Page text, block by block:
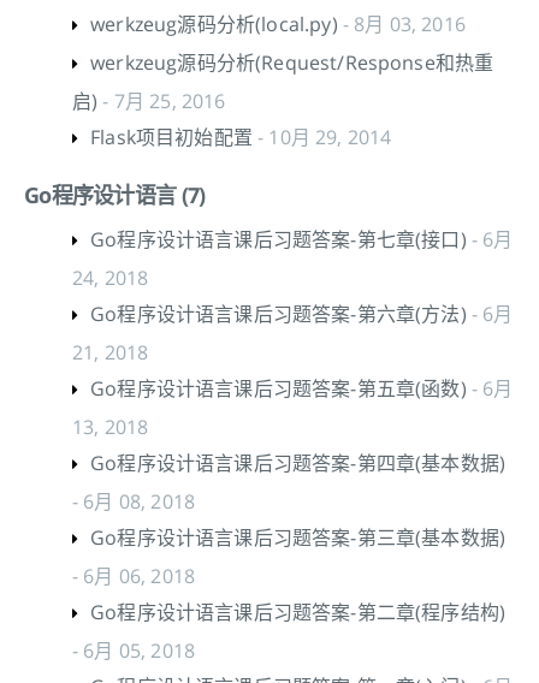
werkzeug源码分析(local.py) - 8月 03, 2016
werkzeug源码分析(Request/Response和热重
启) - 7月 25, 2016
Flask项目初始配置 - 10月 29, 2014
Go程序设计语言 (7)
Go程序设计语言课后习题答案-第七章(接口) - 6月
24, 2018
Go程序设计语言课后习题答案-第六章(方法) - 6月
21, 2018
Go程序设计语言课后习题答案-第五章(函数) - 6月
13, 2018
Go程序设计语言课后习题答案-第四章(基本数据)
- 6月 08, 2018
Go程序设计语言课后习题答案-第三章(基本数据)
- 6月 06, 2018
Go程序设计语言课后习题答案-第二章(程序结构)
- 6月 05, 2018